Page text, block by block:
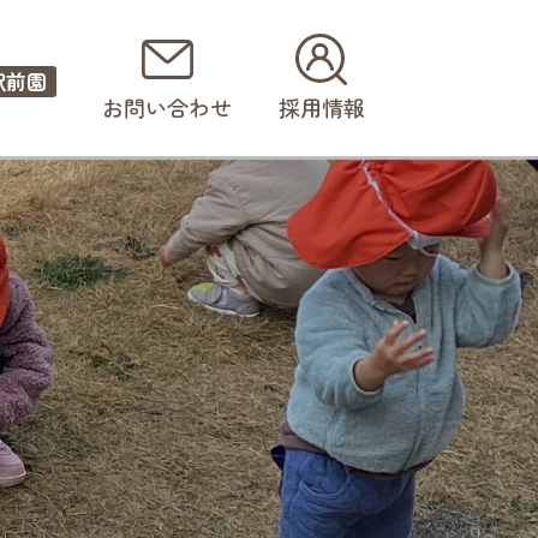
園
お問い合わせ 採用情報